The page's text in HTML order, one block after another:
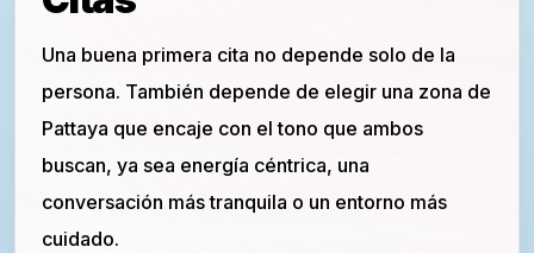
Una buena primera cita no depende solo de la
persona. También depende de elegir una zona de
Pattaya que encaje con el tono que ambos
buscan, ya sea energía céntrica, una
conversación más tranquila o un entorno más
cuidado.